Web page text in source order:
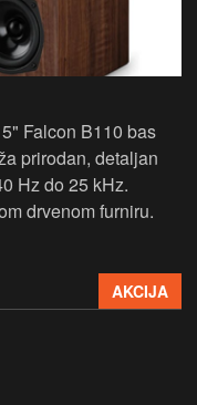
Falcon B110 bas
prirodan, detaljan
Hz do 25 kHz.
drvenom furniru.
AKCIJA